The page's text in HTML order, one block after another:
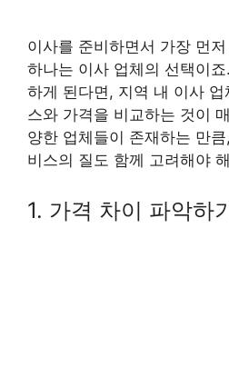
이사를 준비하면서 가장 먼
하나는 이사 업체의 선택이
하게 된다면, 지역 내 이사
스와 가격을 비교하는 것이
양한 업체들이 존재하는 만
비스의 질도 함께 고려해야
1. 가격 차이 파악하